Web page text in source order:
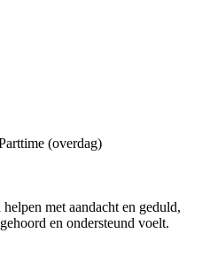
(overdag)
met aandacht en geduld,
en ondersteund voelt.